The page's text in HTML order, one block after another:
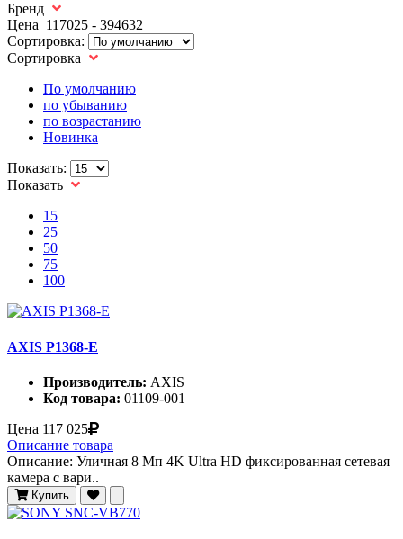
Бренд
Цена 117025 - 394632
Сортировка:
Сортировка
По умолчанию
по убыванию
по возрастанию
Новинка
Показать:
Показать
15
25
50
75
100
AXIS P1368-E
Производитель: AXIS
Код товара: 01109-001
Цена 117 025
Описание товара
Описание: Уличная 8 Мп 4K Ultra HD фиксированная сетевая
камера c вари..
Купить